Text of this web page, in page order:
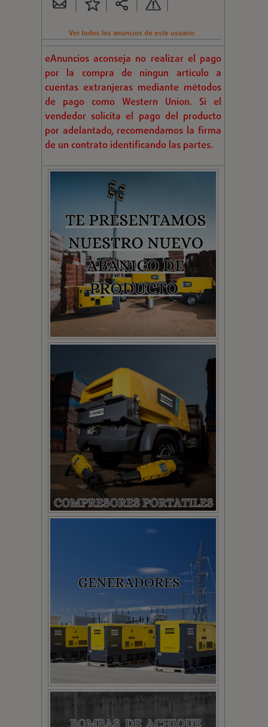
Ver todos los anuncios de este usuario
eAnuncios aconseja no realizar el pago
por la compra de ningun articulo a
cuentas extranjeras mediante métodos
de pago como Western Union. Si el
vendedor solicita el pago del producto
por adelantado, recomendamos la firma
de un contrato identificando las partes.